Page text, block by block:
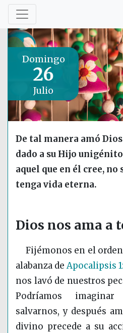
Domingo
26
Julio
De tal manera amó
dado a su Hijo
aquel que en él cree, no
tenga vida eterna.
Dios nos ama a
Fijémonos en el
alabanza deApocalipsis
nos lavó de nuestros
Podríamos
salvarnos, y después
divino precede a su